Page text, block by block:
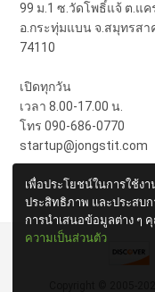
99 ม.1 ซ.วัดโพธิ์แจ้ ต.แค
อ.กระทุ่มแบน จ.สมุทรสา
74110
เปิดทุกวัน
เวลา 8.00-17.00 น.
โทร 090-686-0770
startup@jongstit.com
เพื่อประโยชน์ในการใช้ง
ประสิทธิภาพ และประสบ
การนำเสนอข้อมูลต่าง ๆ
ความเป็นส่วนตัว